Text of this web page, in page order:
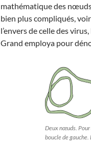
mathématique des
bien plus compliqués,
l’envers de celle des
Grand employa pour
Deux nœuds.
boucle de gauche.